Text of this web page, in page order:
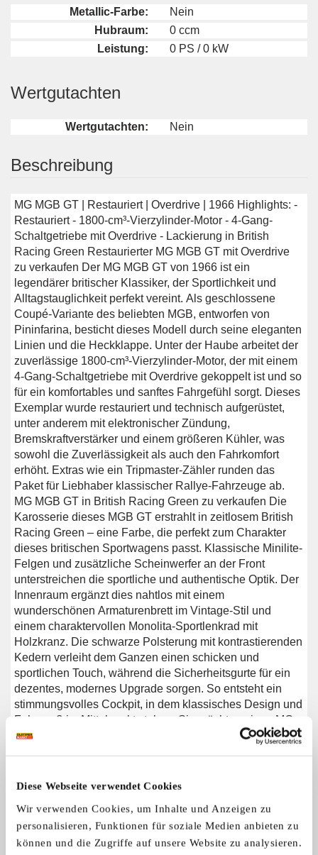
Diese Webseite verwendet Cookies
Wir verwenden Cookies, um Inhalte und Anzeigen zu
personalisieren, Funktionen für soziale Medien anbieten zu
können und die Zugriffe auf unsere Website zu analysieren.
Metallic-Farbe:
Nein
Hubraum:
0 ccm
Leistung:
0 PS / 0 kW
Wertgutachten
Wertgutachten: Nein
Beschreibung
MG MGB GT | Restauriert | Overdrive | 1966 Highlights: -
Restauriert - 1800-cm³-Vierzylinder-Motor - 4-Gang-
Schaltgetriebe mit Overdrive - Lackierung in British
Racing Green Restaurierter MG MGB GT mit Overdrive
zu verkaufen Der MG MGB GT von 1966 ist ein
legendärer britischer Klassiker, der Sportlichkeit und
Alltagstauglichkeit perfekt vereint. Als geschlossene
Coupé-Variante des beliebten MGB, entworfen von
Pininfarina, besticht dieses Modell durch seine eleganten
Linien und die Heckklappe. Unter der Haube arbeitet der
zuverlässige 1800-cm³-Vierzylinder-Motor, der mit einem
4-Gang-Schaltgetriebe mit Overdrive gekoppelt ist und so
für ein komfortables und sanftes Fahrgefühl sorgt. Dieses
Exemplar wurde restauriert und technisch aufgerüstet,
unter anderem mit elektronischer Zündung,
Bremskraftverstärker und einem größeren Kühler, was
sowohl die Zuverlässigkeit als auch den Fahrkomfort
erhöht. Extras wie ein Tripmaster-Zähler runden das
Paket für Liebhaber klassischer Rallye-Fahrzeuge ab.
MG MGB GT in British Racing Green zu verkaufen Die
Karosserie dieses MGB GT erstrahlt in zeitlosem British
Racing Green – eine Farbe, die perfekt zum Charakter
dieses britischen Sportwagens passt. Klassische Minilite-
Felgen und zusätzliche Scheinwerfer an der Front
unterstreichen die sportliche und authentische Optik. Der
Innenraum ergänzt dies nahtlos mit einem
wunderschönen Armaturenbrett im Vintage-Stil und
einem charaktervollen Monolita-Sportlenkrad mit
Holzkranz. Die schwarze Polsterung mit kontrastierenden
Kedern verleiht dem Ganzen einen schicken und
sportlichen Touch, während die Sicherheitsgurte für ein
dezentes, modernes Upgrade sorgen. So entsteht ein
stimmungsvolles Cockpit, in dem klassisches Design und
Fahrspaß im Mittelpunkt stehen. Sie möchten einen MG
MGB GT kaufen? Suchen Sie einen MG MGB GT von
+31 416 751 393 an. Unsere Verkaufsberater
Wunsch ein persönliches Video. Wir bieten Unterstützung
beim Transport. Wir liefern Ihnen Ihr Auto mit Tüv, H-
Kennzeichen und Fahrzeugbrief, gegen Aufpreis. Sie